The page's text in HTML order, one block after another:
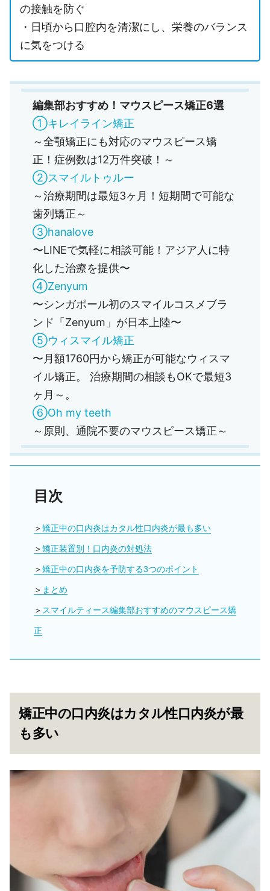
の接触を防ぐ
・日頃から口腔内を清潔にし、栄養のバランス
に気をつける
編集部おすすめ！マウスピース矯正6選
①キレイライン矯正
～全顎矯正にも対応のマウスピース矯
正！症例数は12万件突破！～
②スマイルトゥルー
～治療期間は最短3ヶ月！短期間で可能な
歯列矯正～
③hanalove
〜LINEで気軽に相談可能！アジア人に特
化した治療を提供〜
④Zenyum
〜シンガポール初のスマイルコスメブラ
ンド「Zenyum」が日本上陸〜
⑤ウィスマイル矯正
〜月額1760円から矯正が可能なウィスマ
イル矯正。 治療期間の相談もOKで最短3
ヶ月～。
⑥Oh my teeth
～原則、通院不要のマウスピース矯正～
目次
矯正中の口内炎はカタル性口内炎が最も多い
矯正装置別！口内炎の対処法
矯正中の口内炎を予防する3つのポイント
まとめ
スマイルティース編集部おすすめのマウスピース矯
正
矯正中の口内炎はカタル性口内炎が最
も多い